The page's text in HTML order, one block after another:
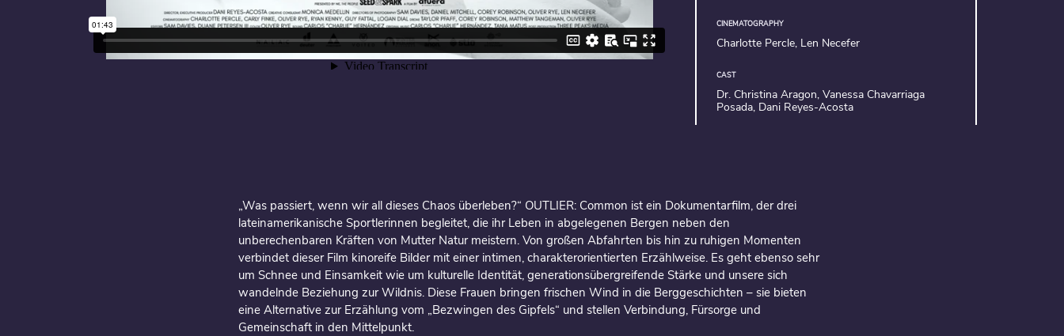
CINEMATOGRAPHY
Charlotte Percle, Len Necefer
CAST
Dr. Christina Aragon, Vanessa Chavarriaga
Posada, Dani Reyes-Acosta
„Was passiert, wenn wir all dieses Chaos überleben?“ OUTLIER: Common ist ein Dokumentarfilm, der drei
lateinamerikanische Sportlerinnen begleitet, die ihr Leben in abgelegenen Bergen neben den
unberechenbaren Kräften von Mutter Natur meistern. Von großen Abfahrten bis hin zu ruhigen Momenten
verbindet dieser Film kinoreife Bilder mit einer intimen, charakterorientierten Erzählweise. Es geht ebenso sehr
um Schnee und Einsamkeit wie um kulturelle Identität, generationsübergreifende Stärke und unsere sich
wandelnde Beziehung zur Wildnis. Diese Frauen bringen frischen Wind in die Berggeschichten – sie bieten
eine Alternative zur Erzählung vom „Bezwingen des Gipfels“ und stellen Verbindung, Fürsorge und
Gemeinschaft in den Mittelpunkt.